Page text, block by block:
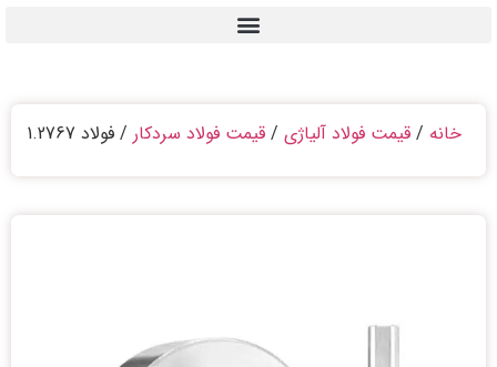
خانه / قیمت فولاد آلیاژی / قیمت فولاد سردکار / فولاد 1.2767